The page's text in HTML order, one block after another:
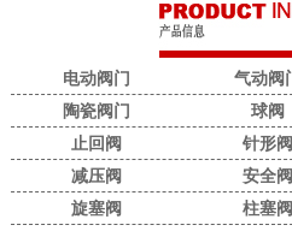
电动阀门
气动阀
陶瓷阀门
球阀
止回阀
针形阀
减压阀
安全阀
旋塞阀
柱塞阀